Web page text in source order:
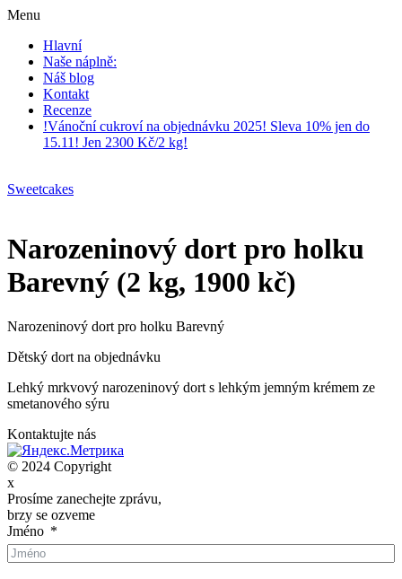
Menu
Hlavní
Naše náplně:
Náš blog
Kontakt
Recenze
!Vánoční cukroví na objednávku 2025! Sleva 10% jen do
15.11! Jen 2300 Kč/2 kg!
Sweetcakes
Narozeninový dort pro holku
Barevný (2 kg, 1900 kč)
Narozeninový dort pro holku Barevný
Dětský dort na objednávku
Lehký mrkvový narozeninový dort s lehkým jemným krémem ze
smetanového sýru
Kontaktujte nás
© 2024 Copyright
x
Prosíme zanechejte zprávu,
brzy se ozveme
Jméno